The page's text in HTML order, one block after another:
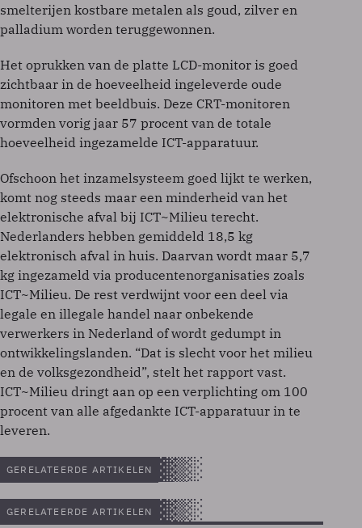
smelterijen kostbare metalen als goud, zilver en
palladium worden teruggewonnen.
Het oprukken van de platte LCD-monitor is goed
zichtbaar in de hoeveelheid ingeleverde oude
monitoren met beeldbuis. Deze CRT-monitoren
vormden vorig jaar 57 procent van de totale
hoeveelheid ingezamelde ICT-apparatuur.
Ofschoon het inzamelsysteem goed lijkt te werken,
komt nog steeds maar een minderheid van het
elektronische afval bij ICT~Milieu terecht.
Nederlanders hebben gemiddeld 18,5 kg
elektronisch afval in huis. Daarvan wordt maar 5,7
kg ingezameld via producentenorganisaties zoals
ICT~Milieu. De rest verdwijnt voor een deel via
legale en illegale handel naar onbekende
verwerkers in Nederland of wordt gedumpt in
ontwikkelingslanden. “Dat is slecht voor het milieu
en de volksgezondheid”, stelt het rapport vast.
ICT~Milieu dringt aan op een verplichting om 100
procent van alle afgedankte ICT-apparatuur in te
leveren.
GERELATEERDE ARTIKELEN
GERELATEERDE ARTIKELEN